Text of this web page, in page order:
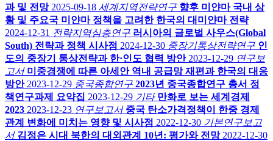
과 및 전망 2025-09-18 세계지역전략연구 향후 미얀마 국내 상
황 및 주요국 미얀마 정책을 고려한 한국의 대미얀마 전략
2024-12-31 전략지역심층연구 러시아의 글로벌 사우스(Global
South) 전략과 정책 시사점 2024-12-30 중장기통상전략연구 인
도의 중장기 통상전략과 한·인도 협력 방안 2023-12-29 연구보
고서 미중경쟁에 따른 아세안 역내 공급망 재편과 한국의 대응
방안 2023-12-29 중국종합연구 2023년 중국종합연구 총서 정
책연구과제 요약집 2023-12-29 기타 만화로 보는 세계경제
2023 2023-12-23 연구보고서 중국 탄소가격정책이 한중 경제
관계 변화에 미치는 영향 및 시사점 2022-12-30 기본연구보고
서 김정은 시대 북한의 대외관계 10년: 평가와 전망 2022-12-30